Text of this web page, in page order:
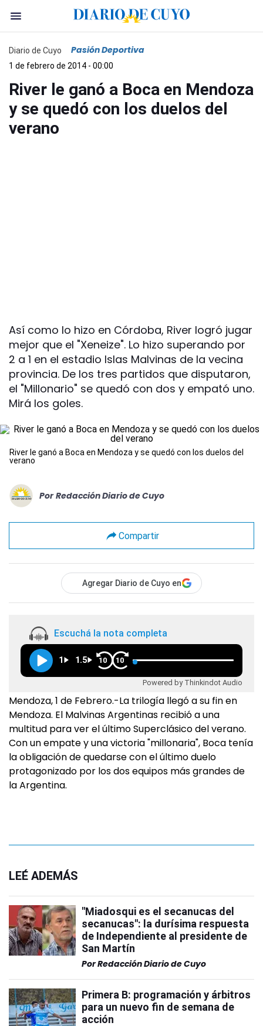
Diario de Cuyo Pasión Deportiva
1 de febrero de 2014 - 00:00
River le ganó a Boca en Mendoza
y se quedó con los duelos del
verano
Así como lo hizo en Córdoba, River logró jugar
mejor que el "Xeneize". Lo hizo superando por
2 a 1 en el estadio Islas Malvinas de la vecina
provincia. De los tres partidos que disputaron,
el "Millonario" se quedó con dos y empató uno.
Mirá los goles.
River le ganó a Boca en Mendoza y se quedó con los duelos del
verano
Por Redacción Diario de Cuyo
Compartir
Agregar Diario de Cuyo en
Escuchá la nota completa
1 1.5 10 10
Powered by Thinkindot Audio
Mendoza, 1 de Febrero.-La trilogía llegó a su fin en
Mendoza. El Malvinas Argentinas recibió a una
multitud para ver el último Superclásico del verano.
Con un empate y una victoria "millonaria", Boca tenía
la obligación de quedarse con el último duelo
protagonizado por los dos equipos más grandes de
la Argentina.
LEÉ ADEMÁS
"Miadosqui es el secanucas del
secanucas": la durísima respuesta
de Independiente al presidente de
San Martín
PorRedacción Diario de Cuyo
Primera B: programación y árbitros
para un nuevo fin de semana de
acción